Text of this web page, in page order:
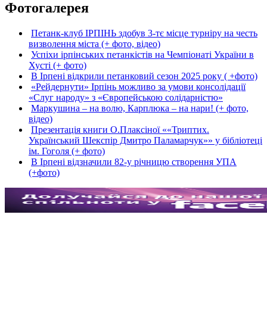
Фотогалерея
Петанк-клуб ІРПІНЬ здобув 3-тє місце турніру на честь
визволення міста (+ фото, відео)
Успіхи ірпінських петанкістів на Чемпіонаті України в
Хусті (+ фото)
В Ірпені відкрили петанковий сезон 2025 року ( +фото)
«Рейдернути» Ірпінь можливо за умови консолідації
«Слуг народу» з «Європейською солідарністю»
Маркушина – на волю, Карплюка – на нари! (+ фото,
відео)
Презентація книги О.Плаксіної ««Триптих.
Український Шекспір Дмитро Паламарчук»» у бібліотеці
ім. Гоголя (+ фото)
В Ірпені відзначили 82-у річницю створення УПА
(+фото)